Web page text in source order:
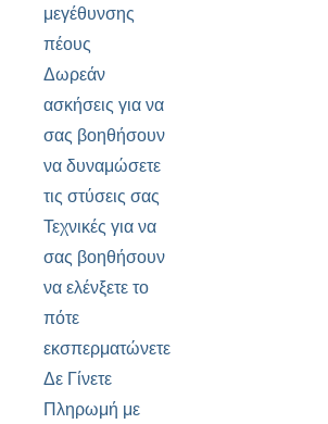
μεγέθυνσης
πέους
Δωρεάν
ασκήσεις για να
σας βοηθήσουν
να δυναμώσετε
τις στύσεις σας
Τεχνικές για να
σας βοηθήσουν
να ελένξετε το
πότε
εκσπερματώνετε
Δε Γίνετε
Πληρωμή με